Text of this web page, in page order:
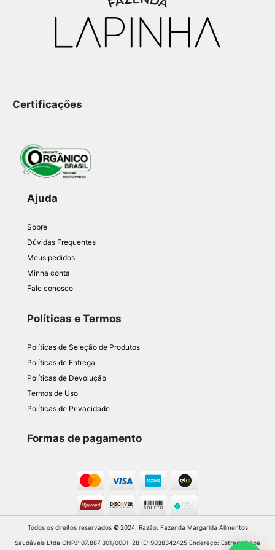
Certificações
Ajuda
Sobre
Dúvidas Frequentes
Meus pedidos
Minha conta
Fale conosco
Políticas e Termos
Políticas de Seleção de Produtos
Políticas de Entrega
Políticas de Devolução
Termos de Uso
Políticas de Privacidade
Formas de pagamento
Todos os direitos reservados ©2024. Razão: Fazenda Margarida Alimentos
Saudáveis Ltda CNPJ: 07.887.301/0001-28 IE: 9038342425 Endereço: Estrada Lapa